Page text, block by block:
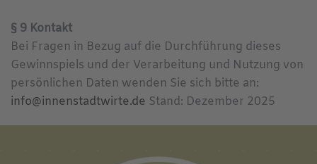
§ 9 Kontakt
Bei Fragen in Bezug auf die Durchführung dieses
Gewinnspiels und der Verarbeitung und Nutzung von
persönlichen Daten wenden Sie sich bitte an:
info@innenstadtwirte.de Stand: Dezember 2025